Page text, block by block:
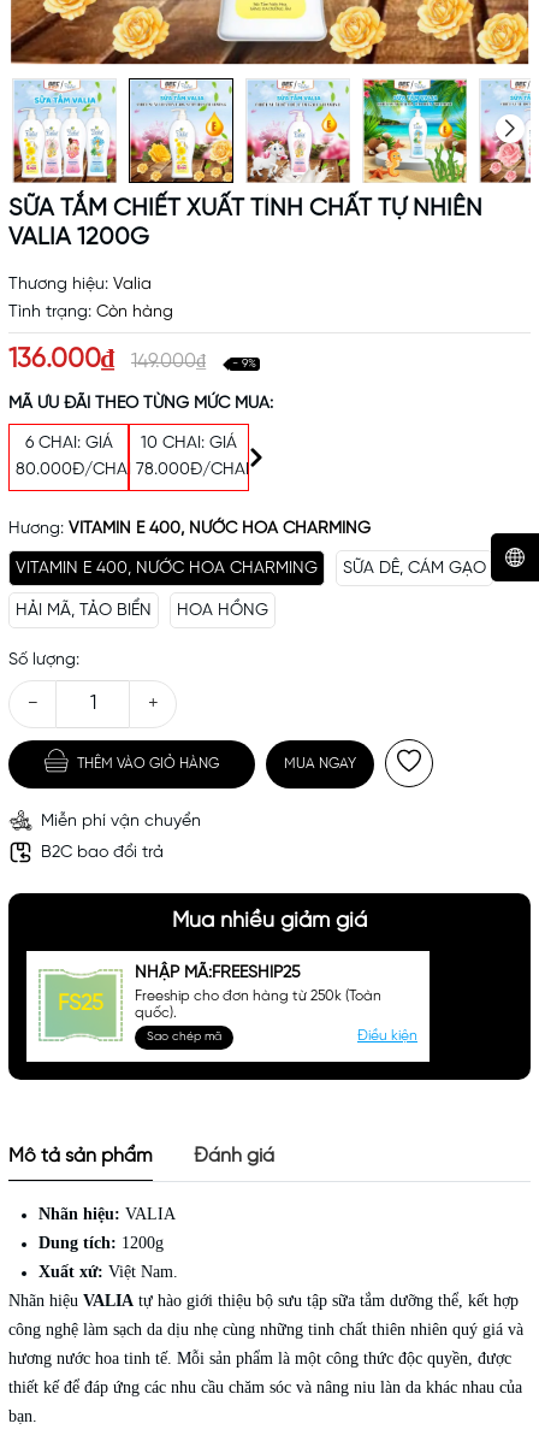
SỮA TẮM CHIẾT XUẤT TÍNH CHẤT TỰ NHIÊN
VALIA 1200G
Thương hiệu: Valia
Tình trạng: Còn hàng
136.000₫ 149.000₫ - 9%
MÃ ƯU ĐÃI THEO TỪNG MỨC MUA:
6 CHAI: GIÁ
80.000Đ/CHAI
10 CHAI: GIÁ
78.000Đ/CHAI
Hương: VITAMIN E 400, NƯỚC HOA CHARMING
VITAMIN E 400, NƯỚC HOA CHARMING SỮA DÊ, CÁM GẠO
HẢI MÃ, TẢO BIỂN HOA HỒNG
Số lượng:
− +
THÊM VÀO GIỎ HÀNG MUA NGAY
Miễn phí vận chuyển
B2C bao đổi trả
Mua nhiều giảm giá
FS25
NHẬP MÃ:FREESHIP25
Freeship cho đơn hàng từ 250k (Toàn
quốc).
Sao chép mã Điều kiện
Mã khuyến mãi:
Điều kiện:
Mô tả sản phẩm Đánh giá
Nhãn hiệu: VALIA
Dung tích: 1200g
Xuất xứ: Việt Nam.
Nhãn hiệu VALIA tự hào giới thiệu bộ sưu tập sữa tắm dưỡng thể, kết hợp
công nghệ làm sạch da dịu nhẹ cùng những tinh chất thiên nhiên quý giá và
hương nước hoa tinh tế. Mỗi sản phẩm là một công thức độc quyền, được
thiết kế để đáp ứng các nhu cầu chăm sóc và nâng niu làn da khác nhau của
bạn.